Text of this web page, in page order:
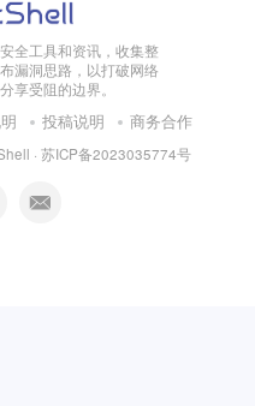
全工具和资讯，收集整
漏洞思路，以打破网络
享受阻的边界。
投稿说明 商务合作
· 苏ICP备2023035774号